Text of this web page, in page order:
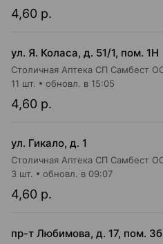
4,60 р.
ул. Я. Коласа, д. 51/1, пом. 1Н
4,60 р.
11 шт. обновл. в 15:05
ул. Гикало, д. 1
4,60 р.
3 шт. обновл. в 09:07
пр-т Любимова, д. 17, пом. 3б